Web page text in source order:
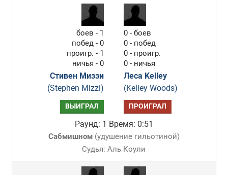
боев - 1
побед - 0
проигр. - 1
ничья - 0
Стивен Миззи
(Stephen Mizzi)
0 - боев
0 - побед
0 - проигр.
0 - ничья
Леса Kelley
(Kelley Woods)
ВЫИГРАЛ ПРОИГРАЛ
Раунд: 1 Время: 0:51
Сабмишном(удушение гильотиной)
Судья: Аль Коули